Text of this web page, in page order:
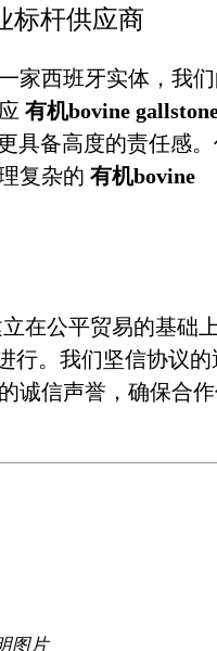
标杆供应商
家西班牙实体，我
有机bovine
具备高度的责任感
复杂的 有机bovine
在公平贸易的基础上
行。我们坚信协议的
诚信声誉，确保合
图片